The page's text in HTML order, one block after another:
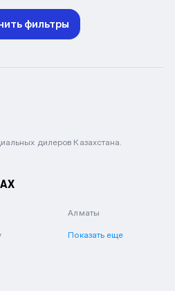
фильтры
дилеров Казахстана.
Алматы
Показать еще